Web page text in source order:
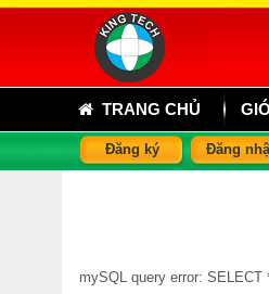
TRANG CHỦ
Đăng ký Đăng
mySQL query error: